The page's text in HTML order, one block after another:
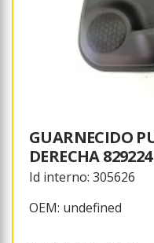
GUARNECIDO
DERECHA
Id interno: 305626
OEM: undefined